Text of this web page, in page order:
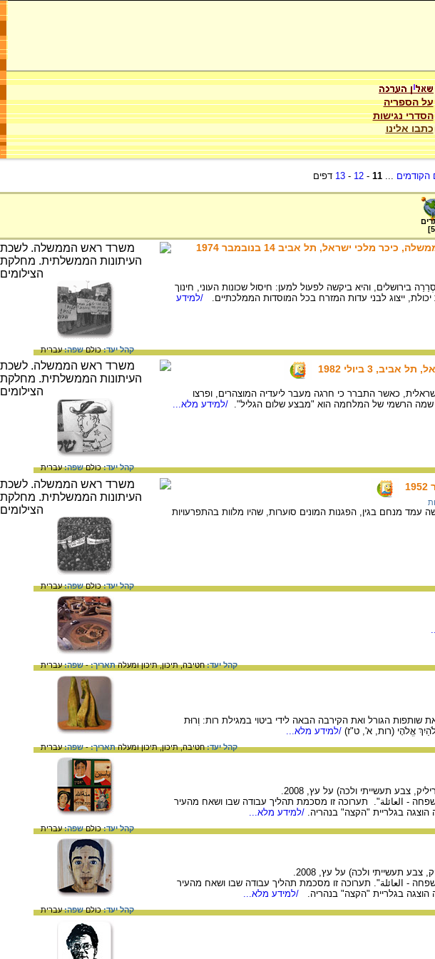
על הספריה
הסדרי נגישות
כתבו אלינו
הקודמים ...
11
-
12
-
13 דפים
5
]
ישראל, תל אביב 14 בנובמבר 1974
ב- 1971 על ידי צעירים משכונת מוּסְרַרַה בירושלים, והיא ביקשה לפעול למען: חיסול שכונות העוני, חינוך
ייצוג לבני עדות המזרח בכל המוסדות הממלכתיים.
/למידע
קהל יעד:כולםשפה:עברית
3 ביולי 1982
גרמה לקרע עמוק בחברה הישראלית, כאשר התברר כי חרגה מעבר ליעדיה המוצהרים, ופרצו
שמה הרשמי של המלחמה הוא "מבצע שלום הגליל". /למידע מלא...
קהל יעד:כולםשפה:עברית
עמד מנחם בגין, הפגנות המונים סוערות, שהיו מלוות בהתפרעויות
קהל יעד:כולםשפה:עברית
קהל יעד:חטיבה,תיכון,תיכון ומעלהתאריך:-שפה:עברית
שותפות הגורל ואת הקירבה הבאה לידי ביטוי במגילת רות: וְרוּת
אֱלֹהָי (רות, א', ט"ז) /למידע מלא...
קהל יעד:חטיבה,תיכון,תיכון ומעלהתאריך:-שפה:עברית
צבע תעשייתי ולכה) על עץ, 2008.
- العائلة". תערוכה זו מסכמת תהליך עבודה שבו ושאח מהעיר
בגלריית "הקצה" בנהריה. /למידע מלא...
קהל יעד:כולםשפה:עברית
תעשייתי ולכה) על עץ, 2008.
- العائلة". תערוכה זו מסכמת תהליך עבודה שבו ושאח מהעיר
הוצגה בגלריית "הקצה" בנהריה.
/למידע מלא...
קהל יעד:כולםשפה:עברית